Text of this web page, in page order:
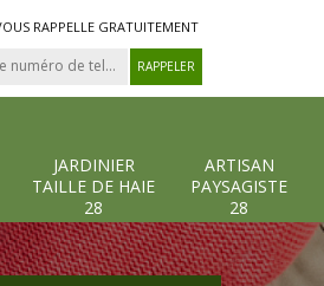
RAPPELLE GRATUITEMENT
JARDINIER
TAILLE DE HAIE
28
ARTISAN
PAYSAGISTE
28